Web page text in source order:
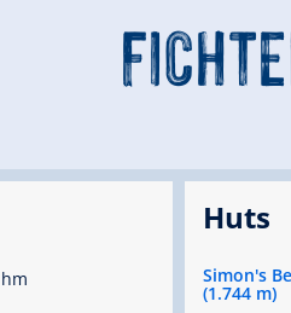
Huts
Simon's
(1.744 m)